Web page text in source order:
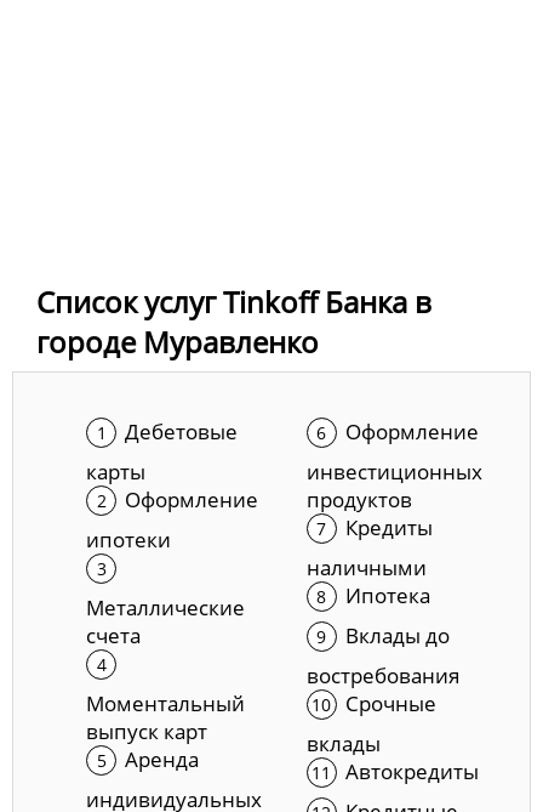
Список услуг Tinkoff Банка в
городе Муравленко
Дебетовые
карты
Оформление
ипотеки
Металлические
счета
Моментальный
выпуск карт
Аренда
индивидуальных
Оформление
инвестиционных
продуктов
Кредиты
наличными
Ипотека
Вклады до
востребования
Срочные
вклады
Автокредиты